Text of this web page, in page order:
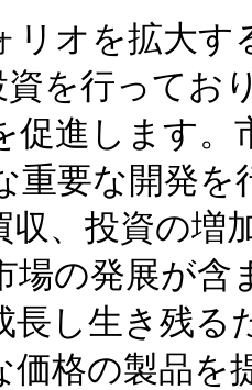
リオを拡大
資を行ってお
促進します
重要な開発
収、投資の増
場の発展が
長し生き残
価格の製品を